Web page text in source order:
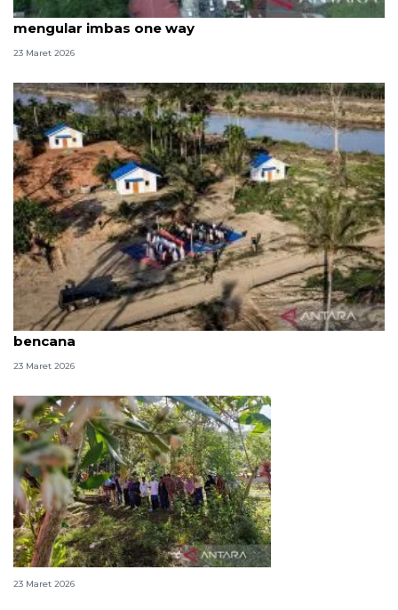
Lembah Anai dibuka penuh pascabencana, macet
mengular imbas one way
23 Maret 2026
Kala pohon pinang jadi pengingat sujud penyintas
bencana
23 Maret 2026
Ratapan di atas pusara tanpa nama
23 Maret 2026